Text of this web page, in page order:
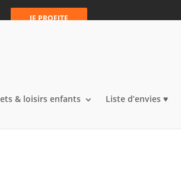
JE PROFITE
& loisirs enfants Liste d’envies ♥️